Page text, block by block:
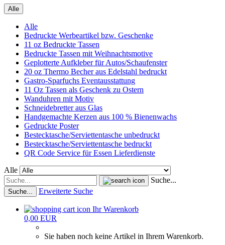
Alle
Alle
Bedruckte Werbeartikel bzw. Geschenke
11 oz Bedruckte Tassen
Bedruckte Tassen mit Weihnachtsmotive
Geplotterte Aufkleber für Autos/Schaufenster
20 oz Thermo Becher aus Edelstahl bedruckt
Gastro-Sparfuchs Eventausstattung
11 Oz Tassen als Geschenk zu Ostern
Wanduhren mit Motiv
Schneidebretter aus Glas
Handgemachte Kerzen aus 100 % Bienenwachs
Gedruckte Poster
Bestecktasche/Serviettentasche unbedruckt
Bestecktasche/Serviettentasche bedruckt
QR Code Service für Essen Lieferdienste
Alle
Suche...
Suche... Erweiterte Suche
Ihr Warenkorb
0,00 EUR
Sie haben noch keine Artikel in Ihrem Warenkorb.